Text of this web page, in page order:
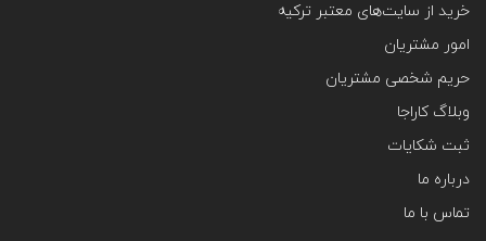
خرید از سایت‌های معتبر ترکیه
امور مشتریان
حریم شخصی مشتریان
وبلاگ کاراجا
ثبت شکایات
درباره ما
تماس با ما